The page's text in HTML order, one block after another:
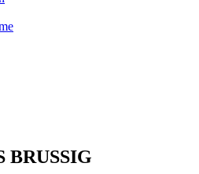
BRUSSIG